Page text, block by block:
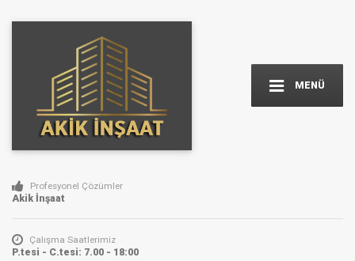
MENÜ
Profesyonel Çözümler
Akik İnşaat
Çalışma Saatlerimiz
P.tesi - C.tesi: 7.00 - 18:00